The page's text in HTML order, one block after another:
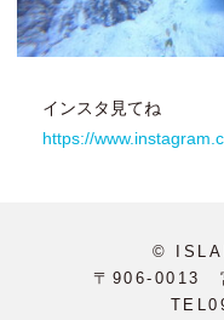
インスタ見てね
https://
©
〒906-0013